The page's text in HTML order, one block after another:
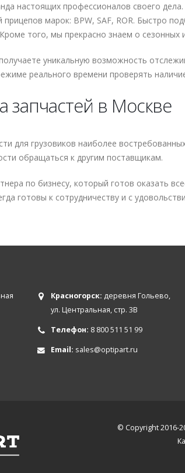
настоящих профессионалов своего
марок: BPW, SAF, ROR. Быстро
того, мы прекрасно знаем о сезонных
уникальную возможность
реального времени проверять
запчастей в Москве
для грузовиков наиболее
обращаться к другим поставщикам.
по бизнесу, который готов оказать
готовы к сотрудничеству и с
Красногорск: деревня Гольево,
ул. Центральная, стр. 3В
Телефон: 8 800 511 51 99
Email: sales@optipart.ru
© Copyright 2016-